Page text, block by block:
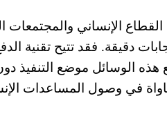
الإنساني والمجتمعات
دقيقة. فقد تتيح تقنية
هذه الوسائل موضع التنفيذ
في وصول المساعدات